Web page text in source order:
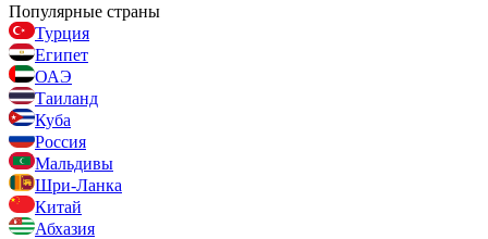
Популярные страны
Турция
Египет
ОАЭ
Таиланд
Куба
Россия
Мальдивы
Шри-Ланка
Китай
Абхазия